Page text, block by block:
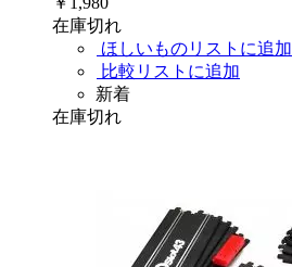
在庫切れ
ほしいものリストに追加
比較リストに追加
新着
在庫切れ